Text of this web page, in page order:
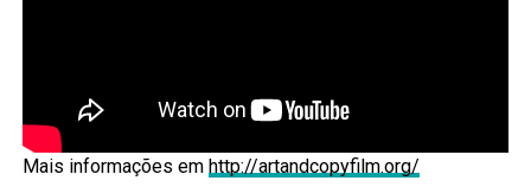
Mais informações em http://artandcopyfilm.org/